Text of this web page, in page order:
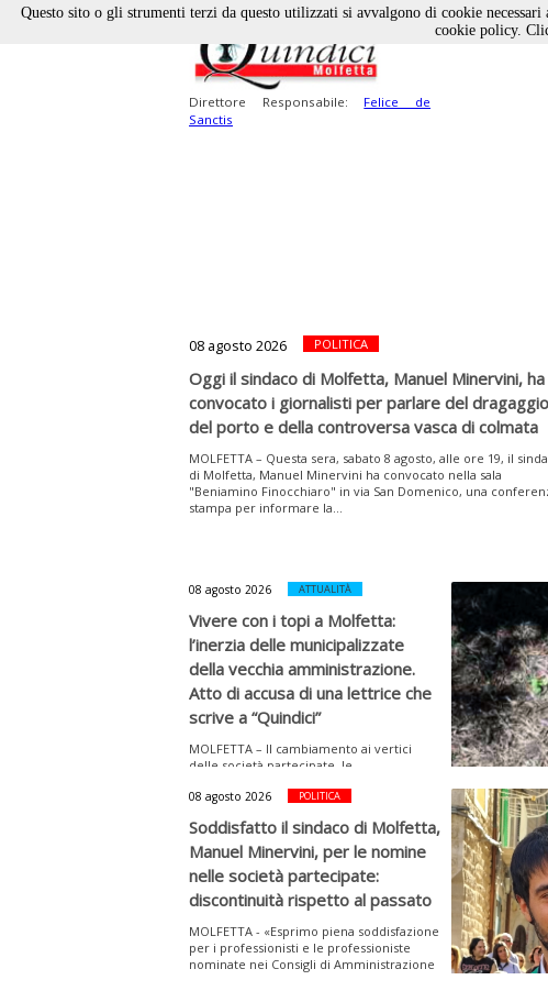
Direttore Responsabile: Felice de
Sanctis
08 agosto 2026 POLITICA
Oggi il sindaco di Molfetta, Manuel Minervini, ha
convocato i giornalisti per parlare del dragaggio
del porto e della controversa vasca di colmata
MOLFETTA – Questa sera, sabato 8 agosto, alle ore 19, il
di Molfetta, Manuel Minervini ha convocato nella sala
"Beniamino Finocchiaro" in via San Domenico, una
stampa per informare la...
08 agosto 2026 ATTUALITÀ
Vivere con i topi a Molfetta:
l’inerzia delle municipalizzate
della vecchia amministrazione.
Atto di accusa di una lettrice che
scrive a “Quindici”
MOLFETTA – Il cambiamento ai vertici
delle società partecipate, le
opportuno, tenuto conto...
08 agosto 2026 POLITICA
Soddisfatto il sindaco di Molfetta,
Manuel Minervini, per le nomine
nelle società partecipate:
discontinuità rispetto al passato
MOLFETTA - «Esprimo piena soddisfazione
per i professionisti e le professioniste
nominate nei Consigli di Amministrazione
Questo sito o gli strumenti terzi da questo utilizzati si avvalgono di cookie
cookie policy.